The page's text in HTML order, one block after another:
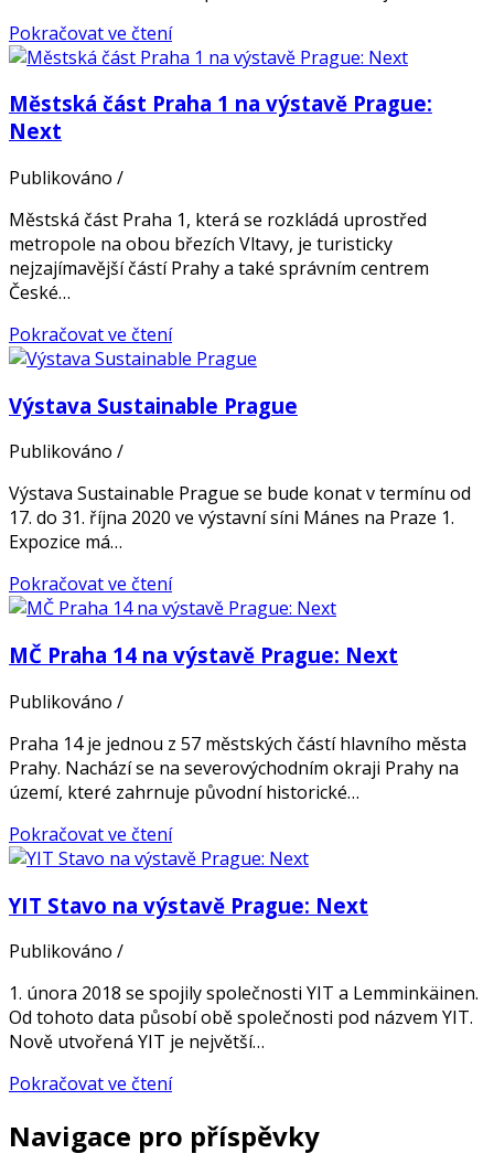
Pokračovat ve čtení
Městská část Praha 1 na výstavě Prague:
Next
Publikováno /
Městská část Praha 1, která se rozkládá uprostřed
metropole na obou březích Vltavy, je turisticky
nejzajímavější částí Prahy a také správním centrem
České…
Pokračovat ve čtení
Výstava Sustainable Prague
Publikováno /
Výstava Sustainable Prague se bude konat v termínu od
17. do 31. října 2020 ve výstavní síni Mánes na Praze 1.
Expozice má…
Pokračovat ve čtení
MČ Praha 14 na výstavě Prague: Next
Publikováno /
Praha 14 je jednou z 57 městských částí hlavního města
Prahy. Nachází se na severovýchodním okraji Prahy na
území, které zahrnuje původní historické…
Pokračovat ve čtení
YIT Stavo na výstavě Prague: Next
Publikováno /
1. února 2018 se spojily společnosti YIT a Lemminkäinen.
Od tohoto data působí obě společnosti pod názvem YIT.
Nově utvořená YIT je největší…
Pokračovat ve čtení
Navigace pro příspěvky